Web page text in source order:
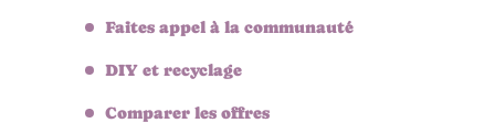
Faites appel à la communauté
DIY et recyclage
Comparer les offres